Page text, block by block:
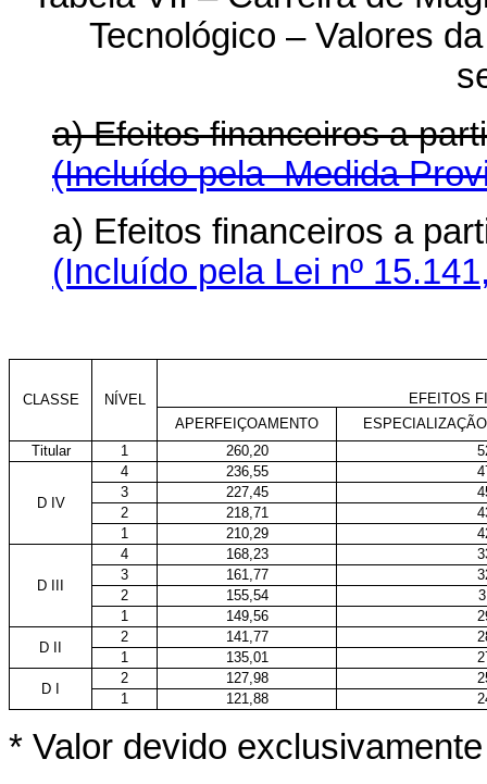
Tecnológico – Valores
a) Efeitos financeiros a
(Incluído pela Medida
a) Efeitos financeiros a
(Incluído pela Lei nº
CLASSE NÍVEL
EFEITOS
APERFEIÇOAMENTO
Titular
1 260,20
D IV
4 236,55
3
227,45
2
218,71
1
210,29
D III
4 168,23
3
161,77
2
155,54
1
149,56
D II
2 141,77
1
135,01
D I
2 127,98
1
121,88
* Valor devido